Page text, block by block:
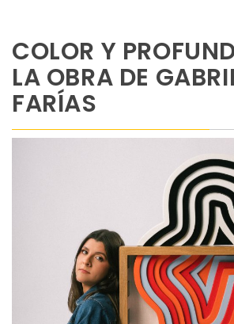
COLOR Y
LA OBRA DE
FARÍAS